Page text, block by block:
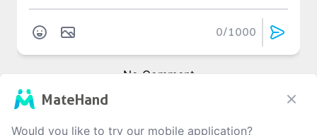
0/1000
No Comment
MateHand
Would you like to try our mobile application?